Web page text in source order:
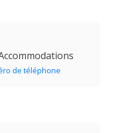
de téléphone